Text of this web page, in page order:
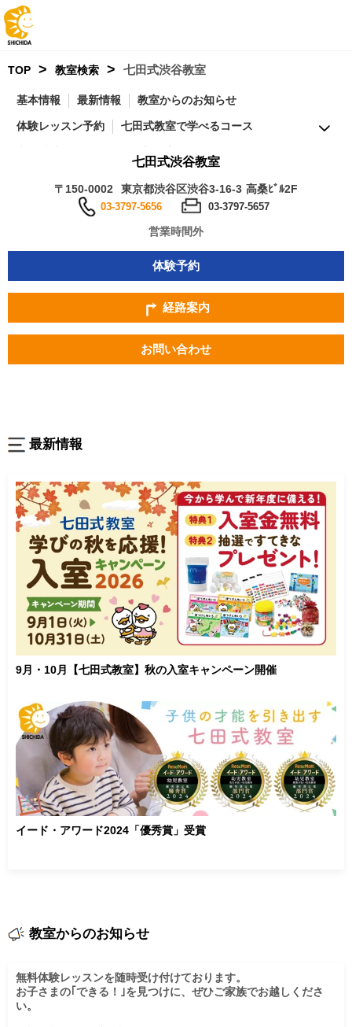
TOP > 教室検索 > 七田式渋谷教室
基本情報 最新情報 教室からのお知らせ
体験レッスン予約 七田式教室で学べるコース
付随サービス マップ FAQ 周辺の教室
七田式渋谷教室
〒150-0002 東京都渋谷区渋谷3-16-3 高桑ﾋﾞﾙ2F
03-3797-5656 03-3797-5657
営業時間外
体験予約
経路案内
お問い合わせ
最新情報
9月・10月【七田式教室】秋の入室キャンペーン開催
イード・アワード2024「優秀賞」受賞
教室からのお知らせ
無料体験レッスンを随時受け付けております。
お子さまの｢できる！｣を見つけに、ぜひご家族でお越しくださ
い。